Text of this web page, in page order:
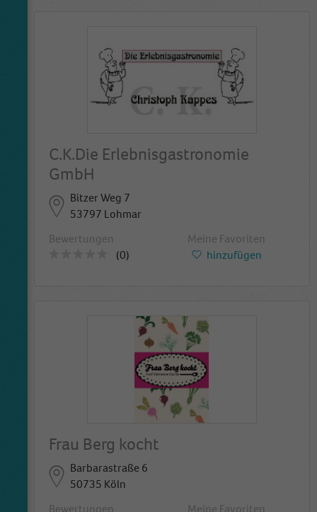
C.K.Die Erlebnisgastronomie
GmbH
Bitzer Weg 7
53797 Lohmar
Bewertungen
(0)
Meine Favoriten
hinzufügen
Frau Berg kocht
Barbarastraße 6
50735 Köln
Bewertungen
Meine Favoriten